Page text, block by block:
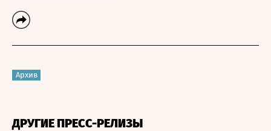
Архив
ДРУГИЕ ПРЕСС-РЕЛИЗЫ